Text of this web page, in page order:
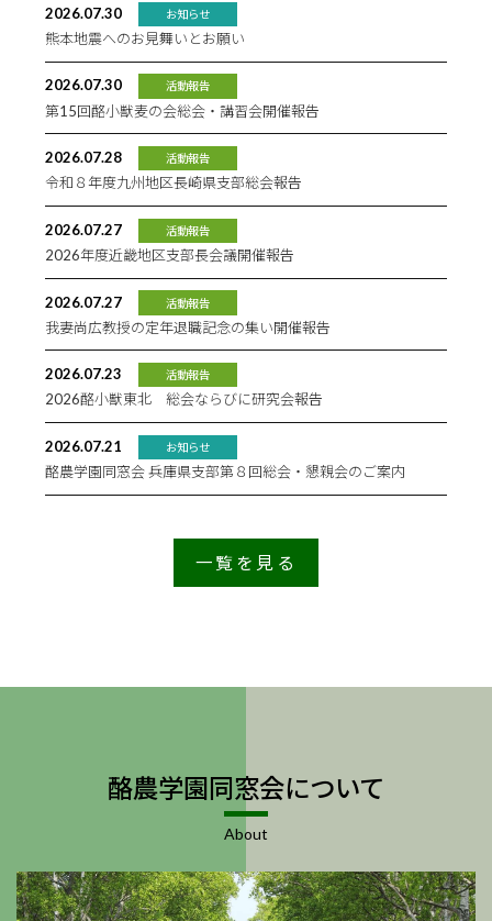
2026.07.30 お知らせ
熊本地震へのお見舞いとお願い
2026.07.30 活動報告
第15回酪小獣麦の会総会・講習会開催報告
2026.07.28 活動報告
令和８年度九州地区長崎県支部総会報告
2026.07.27 活動報告
2026年度近畿地区支部長会議開催報告
2026.07.27 活動報告
我妻尚広教授の定年退職記念の集い開催報告
2026.07.23 活動報告
2026酪小獣東北 総会ならびに研究会報告
2026.07.21 お知らせ
酪農学園同窓会 兵庫県支部第８回総会・懇親会のご案内
一覧を見る
酪農学園同窓会について
About